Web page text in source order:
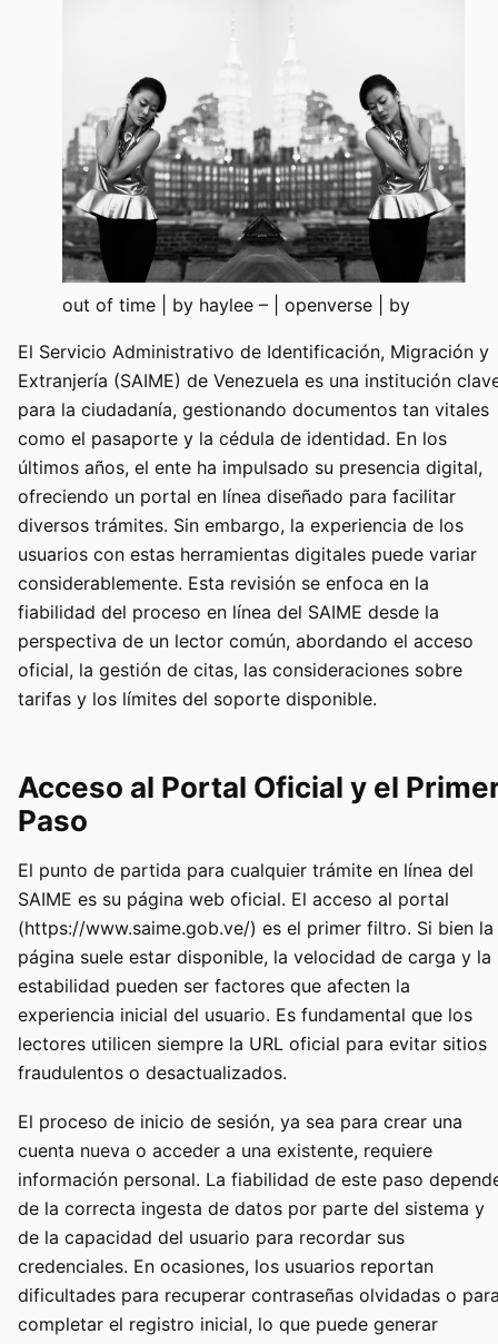
out of time | by haylee – | openverse | by
El Servicio Administrativo de Identificación, Migración y
Extranjería (SAIME) de Venezuela es una institución
para la ciudadanía, gestionando documentos tan vitales
como el pasaporte y la cédula de identidad. En los
últimos años, el ente ha impulsado su presencia digital,
ofreciendo un portal en línea diseñado para facilitar
diversos trámites. Sin embargo, la experiencia de los
usuarios con estas herramientas digitales puede variar
considerablemente. Esta revisión se enfoca en la
fiabilidad del proceso en línea del SAIME desde la
perspectiva de un lector común, abordando el acceso
oficial, la gestión de citas, las consideraciones sobre
tarifas y los límites del soporte disponible.
Acceso al Portal Oficial y el
Paso
El punto de partida para cualquier trámite en línea del
SAIME es su página web oficial. El acceso al portal
(https://www.saime.gob.ve/) es el primer filtro. Si bien la
página suele estar disponible, la velocidad de carga y la
estabilidad pueden ser factores que afecten la
experiencia inicial del usuario. Es fundamental que los
lectores utilicen siempre la URL oficial para evitar sitios
fraudulentos o desactualizados.
El proceso de inicio de sesión, ya sea para crear una
cuenta nueva o acceder a una existente, requiere
información personal. La fiabilidad de este paso
de la correcta ingesta de datos por parte del sistema y
de la capacidad del usuario para recordar sus
credenciales. En ocasiones, los usuarios reportan
dificultades para recuperar contraseñas olvidadas o
completar el registro inicial, lo que puede generar